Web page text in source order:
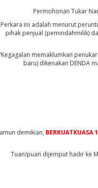
Permohonan Tukar
Perkara ini adalah menurut
pihak penjual (pemindahmilik)
memaklumkan
baru) dikenakan DENDA
demikian, BERKUATKUASA
Tuan/puan dijemput hadir ke